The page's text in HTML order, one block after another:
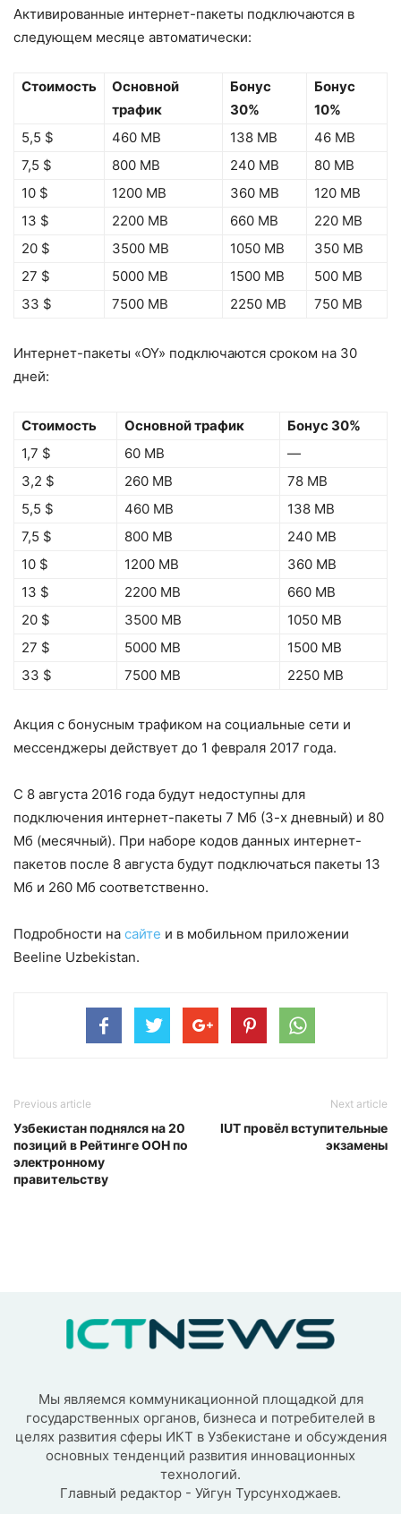
Активированные интернет-пакеты подключаются в
следующем месяце автоматически:
Стоимость
Основной
трафик
Бонус
30%
Бонус
10%
5,5 $
460 MB 138 MB
46 MB
7,5 $
800 MB 240 MB
80 MB
10 $
1200 MB 360 MB
120 MB
13 $
2200 MB 660 MB
220 MB
20 $
3500 MB 1050 MB
350 MB
27 $
5000 MB 1500 MB
500 MB
33 $
7500 MB 2250 MB 750 MB
Интернет-пакеты «OY» подключаются сроком на 30
дней:
Стоимость Основной трафик
Бонус 30%
1,7 $
60 MB
—
3,2 $
260 MB
78 MB
5,5 $
460 MB
138 MB
7,5 $
800 MB
240 MB
10 $
1200 MB
360 MB
13 $
2200 MB
660 MB
20 $
3500 MB
1050 MB
27 $
5000 MB
1500 MB
33 $
7500 MB 2250 MB
Акция с бонусным трафиком на социальные сети и
мессенджеры действует до 1 февраля 2017 года.
С 8 августа 2016 года будут недоступны для
подключения интернет-пакеты 7 Mб (3-х дневный) и 80
Mб (месячный). При наборе кодов данных интернет-
пакетов после 8 августа будут подключаться пакеты 13
Mб и 260 Mб соответственно.
Подробности на сайте и в мобильном приложении
Beeline Uzbekistan.
Previous article
Узбекистан поднялся на 20
позиций в Рейтинге ООН по
электронному
правительству
Next article
IUT провёл вступительные
экзамены
Мы являемся коммуникационной площадкой для
государственных органов, бизнеса и потребителей в
целях развития сферы ИКТ в Узбекистане и обсуждения
основных тенденций развития инновационных
технологий.
Главный редактор - Уйгун Турсунходжаев.